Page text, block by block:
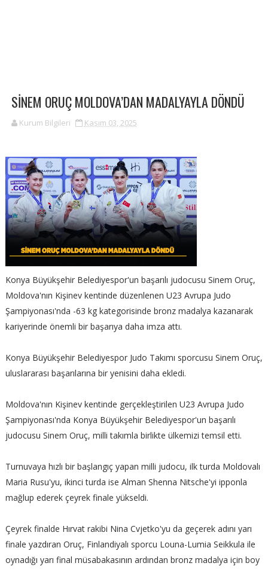
SİNEM ORUÇ MOLDOVA’DAN MADALYAYLA DÖNDÜ
Kurum Bilgileri Kasım 03, 2025
Konya Büyükşehir Belediyespor'un başarılı judocusu Sinem Oruç,
Moldova'nın Kişinev kentinde düzenlenen U23 Avrupa Judo
Şampiyonası'nda -63 kg kategorisinde bronz madalya kazanarak
kariyerinde önemli bir başarıya daha imza attı.
Konya Büyükşehir Belediyespor Judo Takımı sporcusu Sinem Oruç,
uluslararası başarılarına bir yenisini daha ekledi.
Moldova'nın Kişinev kentinde gerçekleştirilen U23 Avrupa Judo
Şampiyonası'nda Konya Büyükşehir Belediyespor'un başarılı
judocusu Sinem Oruç, milli takımla birlikte ülkemizi temsil etti.
Turnuvaya hızlı bir başlangıç yapan milli judocu, ilk turda Moldovalı
Maria Rusu'yu, ikinci turda ise Alman Shenna Nitsche'yi ipponla
mağlup ederek çeyrek finale yükseldi.
Çeyrek finalde Hırvat rakibi Nina Cvjetko'yu da geçerek adını yarı
finale yazdıran Oruç, Finlandiyalı sporcu Louna-Lumia Seikkula ile
oynadığı yarı final müsabakasının ardından bronz madalya için boy